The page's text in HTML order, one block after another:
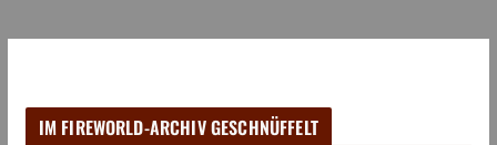
IM FIREWORLD-ARCHIV GESCHNÜFFELT